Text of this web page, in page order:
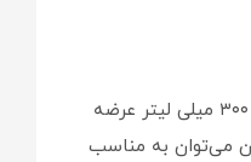
این مایع برند chicco با حجم ۳۰۰ میلی لیتر عرضه
می‌توان به مناسب